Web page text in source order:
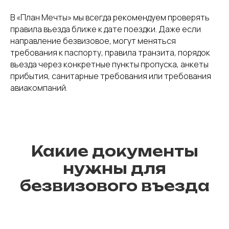
В «План Мечты» мы всегда рекомендуем проверять
правила въезда ближе к дате поездки. Даже если
направление безвизовое, могут меняться
требования к паспорту, правила транзита, порядок
въезда через конкретные пункты пропуска, анкеты
прибытия, санитарные требования или требования
авиакомпаний.
Какие документы
нужны для
безвизового въезда